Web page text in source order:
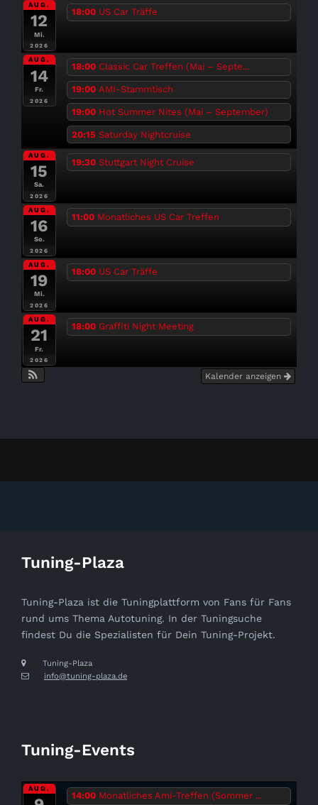
AUG.
12
Mi.
2026
18:00 US Car Träffe
AUG.
14
Fr.
2026
18:00 Classic Car Treffen (Mai – Septe...
19:00 AMI-Stammtisch
19:00 Hot Summer Nites (Mai – September)
20:15 Saturday Nightcruise
AUG.
15
Sa.
2026
19:30 Stuttgart Night Cruise
AUG.
16
So.
2026
11:00 Monatliches US Car Treffen
AUG.
19
Mi.
2026
18:00 US Car Träffe
AUG.
21
Fr.
2026
18:00 Graffiti Night Meeting
Kalender anzeigen
Tuning-Plaza
Tuning-Plaza ist die Tuningplattform von Fans für Fans
rund ums Thema Autotuning. In der Tuningsuche
findest Du die Spezialisten für Dein Tuning-Projekt.
Tuning-Plaza
info@tuning-plaza.de
Tuning-Events
AUG.
14:00 Monatliches Ami-Treffen (Sommer ...